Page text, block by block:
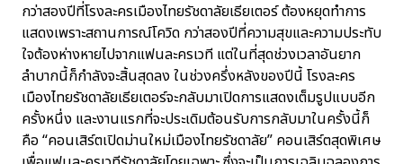
กว่าสองปีที่โรงละครเมืองไทยรัชดาลัยเธียเตอร์ ต้องหยุดทำการ
แสดงเพราะสถานการณ์โควิด กว่าสองปีที่ความสุขและความประทับ
ใจต้องห่างหายไปจากแฟนละครเวที แต่ในที่สุดช่วงเวลาอันยาก
ลำบากนี้ก็กำลังจะสิ้นสุดลง ในช่วงครึ่งหลังของปีนี้ โรงละคร
เมืองไทยรัชดาลัยเธียเตอร์จะกลับมาเปิดการแสดงเต็มรูปแบบอีก
ครั้งหนึ่ง และงานแรกที่จะประเดิมต้อนรับการกลับมาในครั้งนี้ก็
คือ “คอนเสิร์ตเปิดม่านใหม่เมืองไทยรัชดาลัย” คอนเสิร์ตสุดพิเศษ